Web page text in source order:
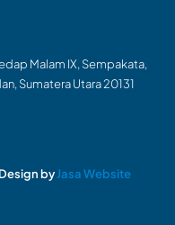
Malam IX, Sempakata,
Sumatera Utara 20131
byJasa Website